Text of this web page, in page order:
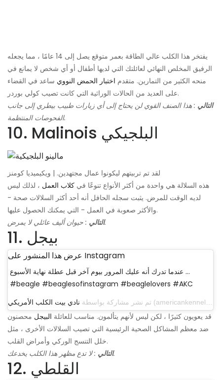
يفتخر هذا الكلب عالي الطاقة بعمر متوقع يصل إلى 14 عامًا ، مما يجعله
الرفيق المخلص النهائي لعائلتك التي لديها أطفال أو أي شخص لا يمانع في
منحه الكثير من التمارين. متقدم اختبار الحمض النووي ساعد في القضاء
على العديد من الحالات الوراثية التي كانت تصيب كولي بوردر.
التالي : هذا الصنف القوي لن يحتاج إلى أي زيارات طبيب بيطري إلى جانب
الفحوصات المنتظمة.
10. Malinois البلجيكي
لقد تم تربيتهم ليكونوا عمال مجتهدين. | ويكيميديا ​​كومنز
هذه السلالة هي واحدة من أكثر الأنواع تنوعًا في كلاب العمل ، لذلك ليس
لديه الوقت للمرض. يثبت سجله الحافل أنه أحد أكثر السلالات صحة -
والأكثر صعوبة في العمل - التي يمكنك الحصول عليها.
التالي: حيوان أليف عائلي لا يمرض.
11. بيجل
عرض هذا المنشور على Instagram
عندما تدرك أنه عليك المرور بيوم آخر قبل عطلة نهاية الأسبوع ...
#beagle #beaglesofinstagram #beaglelovers #AKC
تم نشر مشاركة بواسطة نادي بيت الكلب الأمريكي
قد يعويون كثيرًا ، لكن ليس لأنهم يتألمون. مناسب للعائلة البيجل محصنون
ضد معظم المشاكل الصحية الرئيسية التي تصيب السلالات الأخرى ، مثل
خلل التنسج الوركي وأمراض القلب.
التالي: لا تدع مظهر هذا الكلب يخدعك.
12. القلطي